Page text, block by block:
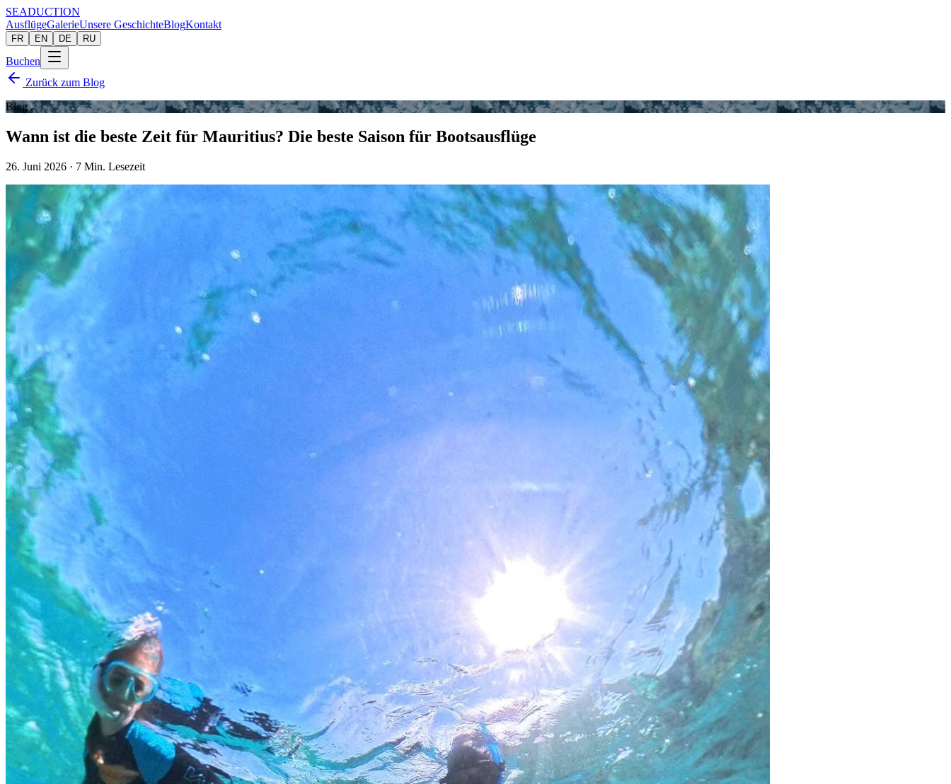
SEADUCTION
AusflügeGalerieUnsere GeschichteBlogKontakt
FR EN DE RU
Buchen
Zurück zum Blog
Blog
Wann ist die beste Zeit für Mauritius? Die beste Saison für Bootsausflüge
26. Juni 2026 · 7 Min. Lesezeit